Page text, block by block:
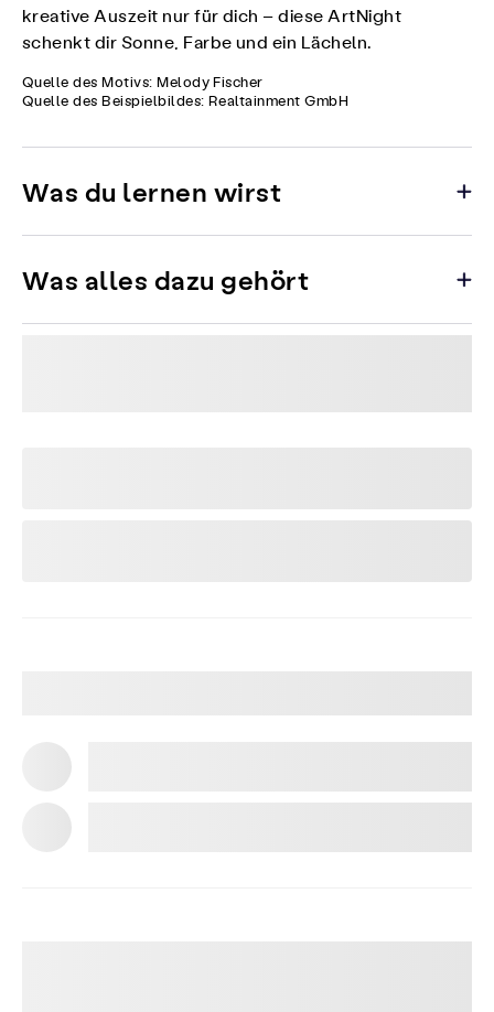
kreative Auszeit nur für dich – diese ArtNight
schenkt dir Sonne, Farbe und ein Lächeln.
Quelle des Motivs: Melody Fischer
Quelle des Beispielbildes: Realtainment GmbH
Was du lernen wirst
Was alles dazu gehört